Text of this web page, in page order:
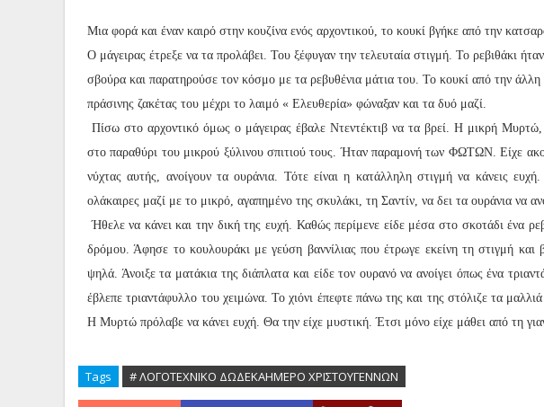
Μια φορά και έναν καιρό στην κουζίνα ενός αρχοντικού, το κουκί βγήκε από την
Ο μάγειρας έτρεξε να τα προλάβει. Του ξέφυγαν την τελευταία στιγμή. Το ρεβιθάκι
σβούρα και παρατηρούσε τον κόσμο με τα ρεβυθένια μάτια του. Το κουκί από την
πράσινης ζακέτας του μέχρι το λαιμό « Ελευθερία» φώναξαν και τα δυό μαζί.
Πίσω στο αρχοντικό όμως ο μάγειρας έβαλε Ντεντέκτιβ να τα βρεί. Η μικρή
στο παραθύρι του μικρού ξύλινου σπιτιού τους. Ήταν παραμονή των ΦΩΤΩΝ. Είχε
νύχτας αυτής, ανοίγουν τα ουράνια. Τότε είναι η κατάλληλη στιγμή να κάνεις
ολάκαιρες μαζί με το μικρό, αγαπημένο της σκυλάκι, τη Σαντίν, να δει τα ουράνια να
Ήθελε να κάνει και την δική της ευχή. Καθώς περίμενε είδε μέσα στο σκοτάδι ένα
δρόμου. Άφησε το κουλουράκι με γεύση βαννίλιας που έτρωγε εκείνη τη στιγμή
ψηλά. Άνοιξε τα ματάκια της διάπλατα και είδε τον ουρανό να ανοίγει όπως ένα
έβλεπε τριαντάφυλλο του χειμώνα. Το χιόνι έπεφτε πάνω της και της στόλιζε τα
Η Μυρτώ πρόλαβε να κάνει ευχή. Θα την είχε μυστική. Έτσι μόνο είχε μάθει από τη
Tags # ΛΟΓΟΤΕΧΝΙΚΟ ΔΩΔΕΚΑΗΜΕΡΟ ΧΡΙΣΤΟΥΓΕΝΝΩΝ